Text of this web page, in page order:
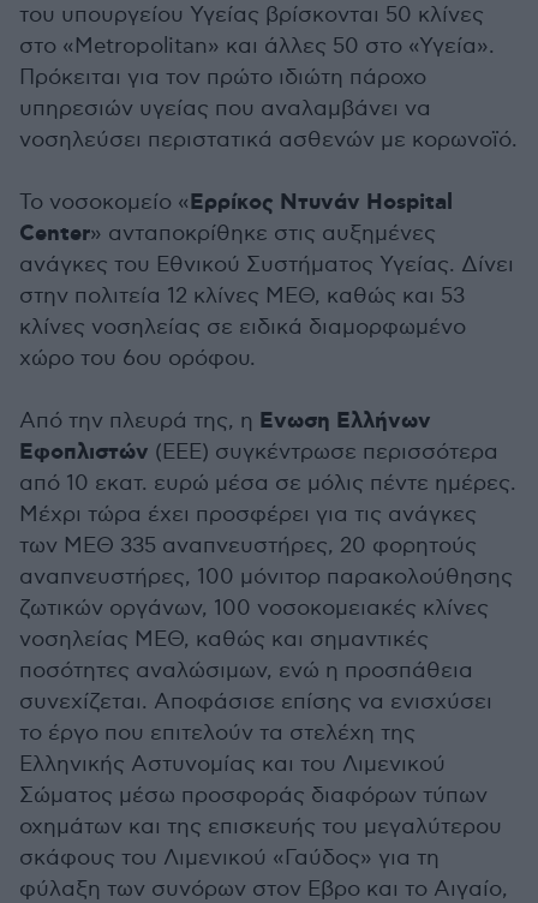
του υπουργείου Υγείας βρίσκονται 50 κλίνες
στο «Metropolitan» και άλλες 50 στο «Υγεία».
Πρόκειται για τον πρώτο ιδιώτη πάροχο
υπηρεσιών υγείας που αναλαμβάνει να
νοσηλεύσει περιστατικά ασθενών με κορωνοϊό.
Το νοσοκομείο «Ερρίκος Ντυνάν Hospital
Center» ανταποκρίθηκε στις αυξημένες
ανάγκες του Εθνικού Συστήματος Υγείας. Δίνει
στην πολιτεία 12 κλίνες ΜΕΘ, καθώς και 53
κλίνες νοσηλείας σε ειδικά διαμορφωμένο
χώρο του 6ου ορόφου.
Από την πλευρά της, η Ενωση Ελλήνων
Εφοπλιστών (ΕΕΕ) συγκέντρωσε περισσότερα
από 10 εκατ. ευρώ μέσα σε μόλις πέντε ημέρες.
Μέχρι τώρα έχει προσφέρει για τις ανάγκες
των ΜΕΘ 335 αναπνευστήρες, 20 φορητούς
αναπνευστήρες, 100 μόνιτορ παρακολούθησης
ζωτικών οργάνων, 100 νοσοκομειακές κλίνες
νοσηλείας ΜΕΘ, καθώς και σημαντικές
ποσότητες αναλώσιμων, ενώ η προσπάθεια
συνεχίζεται. Αποφάσισε επίσης να ενισχύσει
το έργο που επιτελούν τα στελέχη της
Ελληνικής Αστυνομίας και του Λιμενικού
Σώματος μέσω προσφοράς διαφόρων τύπων
οχημάτων και της επισκευής του μεγαλύτερου
σκάφους του Λιμενικού «Γαύδος» για τη
φύλαξη των συνόρων στον Εβρο και το Αιγαίο,